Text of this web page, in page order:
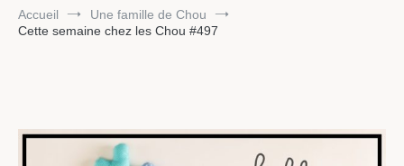
Accueil
Une famille de Chou
Cette semaine chez les Chou #497